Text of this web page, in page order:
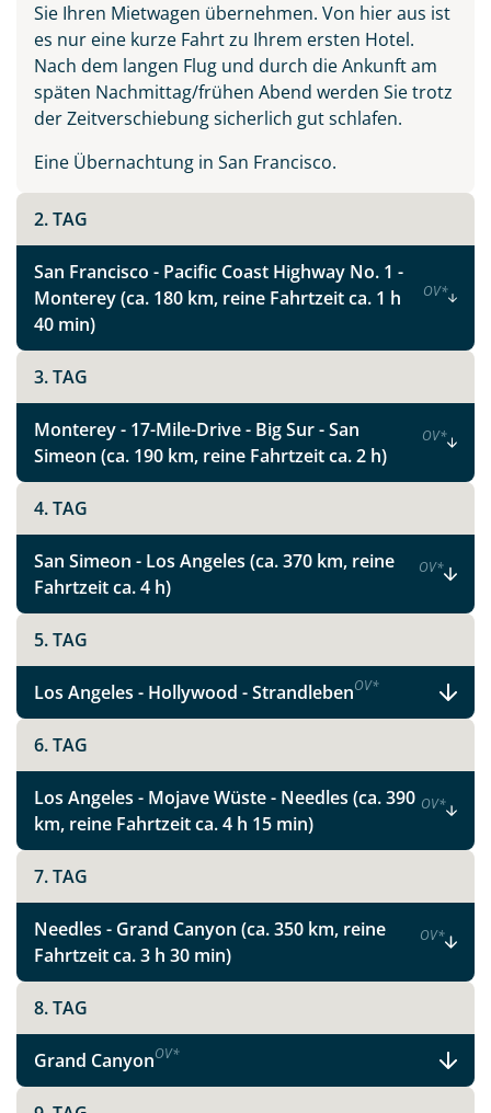
Teile diese Reise
Metropolen und Nationalparks im Westen
der USA
Facebook
Eine Fahrt entlang der kurvenreichen Panoramastraße
Pacific Coast Highway No. 1 wird Sie verzaubern und
gehört zweifellos zu den Highlights Kaliforniens. In oft
schwindelerregender Höhe führt diese Straße immer
am Pazifik entlang, mit wunderschönen Ausblicken und
malerischen Örtchen entlang der Strecke.
Vollständig wird eine Reise in den Westen der USA erst
mit einem Besuch der spektakulären Schluchten und
unwirklich scheinenden Felsformationen des
imposanten Grand Canyon, das ikonische Wahrzeichen
des Südwestens.
Ein nicht weniger beeindruckender und äußerst
fotogener Park und für viele das Kalifornien-Highlight
ist der Yosemite Nationalpark. Mit seinen gigantischen
Felsformationen, tosenden Wasserfällen und dunklen
Wäldern zählt er zu den schönsten Nationalparks im
Westen der USA.
Lassen Sie sich ein auf das Abenteuer West USA, und
setzen Sie Ihrem Traumziel keine Grenzen. Vertrauen
Sie unserer jahrelangen persönlichen Reiseerfahrung
und unseren Zielgebietskenntnissen, und planen Sie
Ihre Reise mit uns nach Ihren ganz persönlichen und
individuellen Wünschen und Vorstellungen. Wir
beraten Sie gerne!
Sie Ihren Mietwagen übernehmen. Von hier aus ist
es nur eine kurze Fahrt zu Ihrem ersten Hotel.
Nach dem langen Flug und durch die Ankunft am
späten Nachmittag/frühen Abend werden Sie trotz
der Zeitverschiebung sicherlich gut schlafen.
Eine Übernachtung in San Francisco.
2. TAG
San Francisco - Pacific Coast Highway No. 1 -
Monterey (ca. 180 km, reine Fahrtzeit ca. 1 h
40 min)
OV*
3. TAG
Monterey - 17-Mile-Drive - Big Sur - San
Simeon (ca. 190 km, reine Fahrtzeit ca. 2 h)
OV*
4. TAG
San Simeon - Los Angeles (ca. 370 km, reine
Fahrtzeit ca. 4 h)
OV*
5. TAG
Los Angeles - Hollywood - StrandlebenOV*
6. TAG
Los Angeles - Mojave Wüste - Needles (ca. 390
km, reine Fahrtzeit ca. 4 h 15 min)
OV*
7. TAG
Needles - Grand Canyon (ca. 350 km, reine
Fahrtzeit ca. 3 h 30 min)
OV*
8. TAG
Grand CanyonOV*